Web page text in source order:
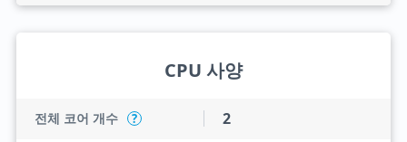
CPU 사양
전체 코어 개수 ? 2